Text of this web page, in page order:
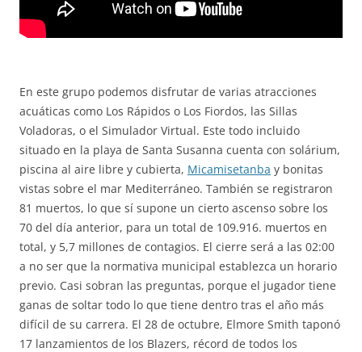
En este grupo podemos disfrutar de varias atracciones
acuáticas como Los Rápidos o Los Fiordos, las Sillas
Voladoras, o el Simulador Virtual. Este todo incluido
situado en la playa de Santa Susanna cuenta con solárium,
piscina al aire libre y cubierta, Micamisetanba y bonitas
vistas sobre el mar Mediterráneo. También se registraron
81 muertos, lo que sí supone un cierto ascenso sobre los
70 del día anterior, para un total de 109.916. muertos en
total, y 5,7 millones de contagios. El cierre será a las 02:00
a no ser que la normativa municipal establezca un horario
previo. Casi sobran las preguntas, porque el jugador tiene
ganas de soltar todo lo que tiene dentro tras el año más
difícil de su carrera. El 28 de octubre, Elmore Smith taponó
17 lanzamientos de los Blazers, récord de todos los